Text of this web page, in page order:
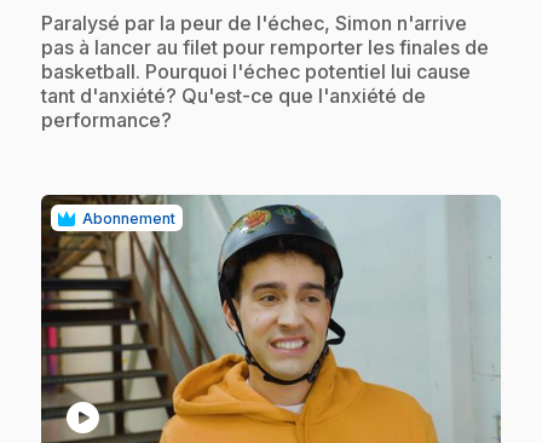
.Paralysé par la peur de l'échec, Simon n'arrive
pas à lancer au filet pour remporter les finales de
basketball. Pourquoi l'échec potentiel lui cause
tant d'anxiété? Qu'est-ce que l'anxiété de
performance?
Abonnement
play_circle